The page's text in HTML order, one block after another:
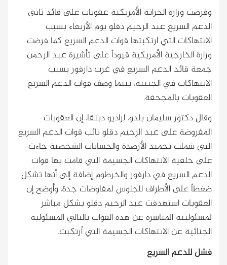
وفرضت وزارة الخزانة الأمريكية عقوبات على قائد ثاني
الدعم السريع عبد الرحيم دقلو يوم الأربعاء بسبب
الانتهاكات التي ارتكبتها قوات الدعم السريع كما فرضت
وزارة الخارجية الأمريكية قيوداً على تأشيرة عبد الرحمن
جمعة قائد الدعم السريع في غرب دارفور بسبب
الانتهاكات في الجنينة، بينما وصف قوات الدعم السريع
العقوبات بالمجحفة.
وقال دكتور سليمان بلدو، لراديو دبنقا، إن العقوبات
المفروضة على عبد الرحيم دقلو نائب قوات الدعم السريع
التي شملت تجميد الأرصدة والحسابات الشخصية جاءت
على خلفية الانتهاكات الجسيمة التي قامت بها قوات
الدعم السريع في دارفور والخرطوم إضافة إلى أنها تشكل
ضغطاً على الأطراف للجلوس لمفاوضات جدة، وأوضح إن
العقوبات استهدفت عبد الرحيم دقلو بشكل مباشر
لمسئوليته المباشرة عن هذه القوات بالتالي المسئولية
الجنائية عن الانتهاكات الجسيمة التي اُرتكبت.
فشل للدعم السريع